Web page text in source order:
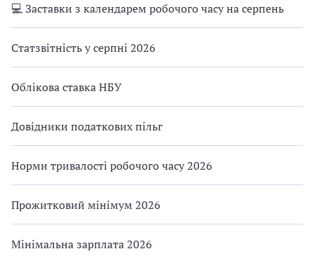
💻 Заставки з календарем робочого часу на серпень
Статзвітність у серпні 2026
Облікова ставка НБУ
Довідники податкових пільг
Норми тривалості робочого часу 2026
Прожитковий мінімум 2026
Мінімальна зарплата 2026